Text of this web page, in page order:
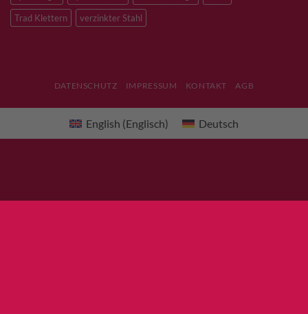
Trad Klettern
verzinkter Stahl
DATENSCHUTZ IMPRESSUM KONTAKT AGB
English (Englisch) Deutsch